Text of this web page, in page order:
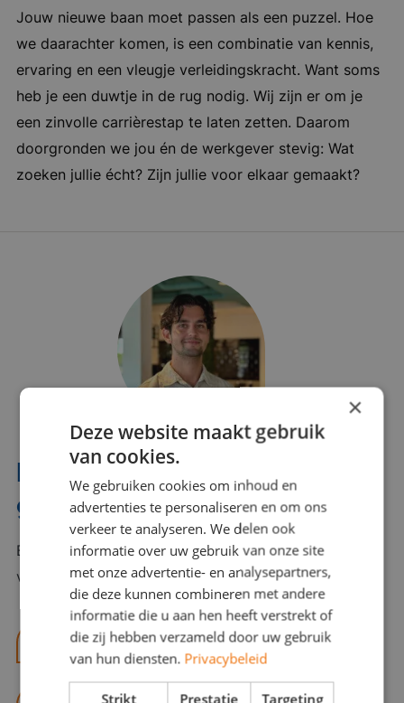
Jouw nieuwe baan moet passen als een puzzel. Hoe
we daarachter komen, is een combinatie van kennis,
ervaring en een vleugje verleidingskracht. Want soms
heb je een duwtje in de rug nodig. Wij zijn er om je
een zinvolle carrièrestap te laten zetten. Daarom
doorgronden we jou én de werkgever stevig: Wat
zoeken jullie écht? Zijn jullie voor elkaar gemaakt?
Interesse? Benno helpt je
graag verder!
Bel of mail Benno met al jouw vragen. Benno staat
voor je klaar en helpt je graag!
benno@viajou.nl
×
Deze website maakt gebruik
van cookies.
We gebruiken cookies om inhoud en
advertenties te personaliseren en om ons
verkeer te analyseren. We delen ook
informatie over uw gebruik van onze site
met onze advertentie- en analysepartners,
die deze kunnen combineren met andere
informatie die u aan hen heeft verstrekt of
die zij hebben verzameld door uw gebruik
van hun diensten. Privacybeleid
Strikt
Prestatie Targeting